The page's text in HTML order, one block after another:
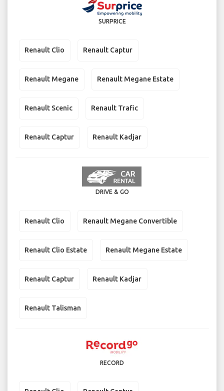
SURPRICE
Renault Clio Renault Captur
Renault Megane Renault Megane Estate
Renault Scenic Renault Trafic
Renault Captur Renault Kadjar
DRIVE & GO
Renault Clio Renault Megane Convertible
Renault Clio Estate Renault Megane Estate
Renault Captur Renault Kadjar
Renault Talisman
RECORD